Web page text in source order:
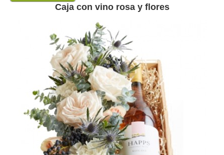
Caja con vino rosa y flores